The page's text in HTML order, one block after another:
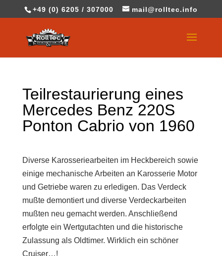
+49 (0) 6205 / 307000 mail@rolltec.info
Teilrestaurierung eines
Mercedes Benz 220S
Ponton Cabrio von 1960
Diverse Karosseriearbeiten im Heckbereich sowie
einige mechanische Arbeiten an Karosserie Motor
und Getriebe waren zu erledigen. Das Verdeck
mußte demontiert und diverse Verdeckarbeiten
mußten neu gemacht werden. Anschließend
erfolgte ein Wertgutachten und die historische
Zulassung als Oldtimer. Wirklich ein schöner
Cruiser…!